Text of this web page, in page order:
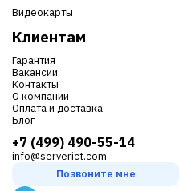
Видеокарты
Клиентам
Гарантия
Вакансии
Контакты
О компании
Оплата и доставка
Блог
+7 (499) 490-55-14
info@serverict.com
Позвоните мне